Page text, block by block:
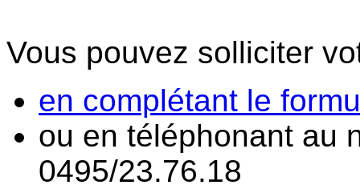
Vous pouvez solliciter
en complétant le
ou en téléphonant au
0495/23.76.18